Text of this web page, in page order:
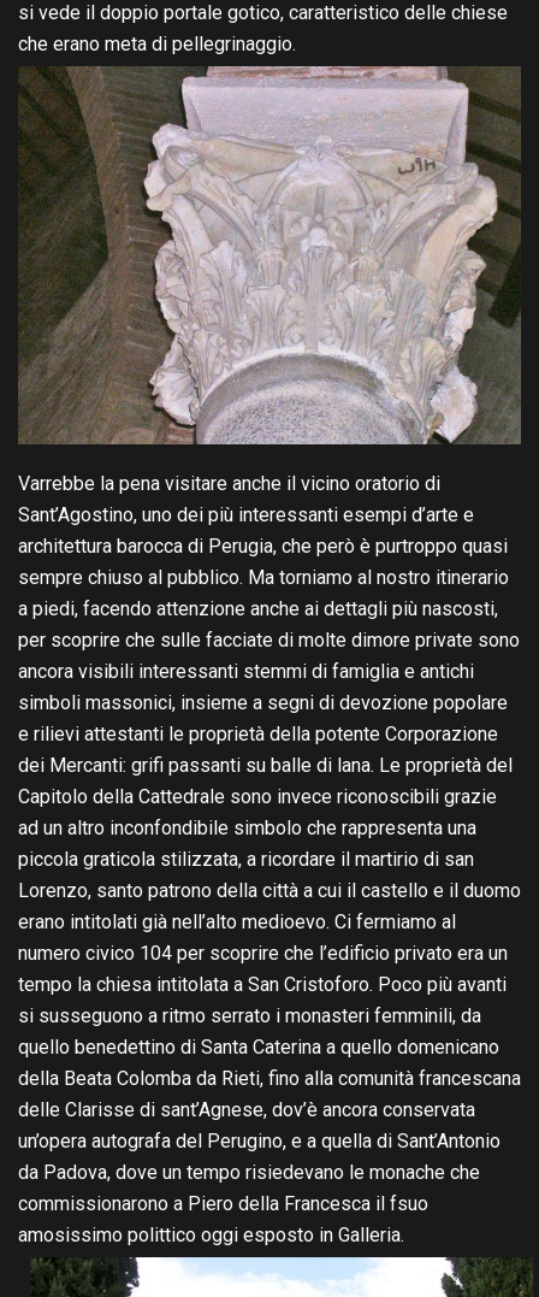
si vede il doppio portale gotico, caratteristico delle chiese
che erano meta di pellegrinaggio.
Varrebbe la pena visitare anche il vicino oratorio di
Sant’Agostino, uno dei più interessanti esempi d’arte e
architettura barocca di Perugia, che però è purtroppo quasi
sempre chiuso al pubblico. Ma torniamo al nostro itinerario
a piedi, facendo attenzione anche ai dettagli più nascosti,
per scoprire che sulle facciate di molte dimore private sono
ancora visibili interessanti stemmi di famiglia e antichi
simboli massonici, insieme a segni di devozione popolare
e rilievi attestanti le proprietà della potente Corporazione
dei Mercanti: grifi passanti su balle di lana. Le proprietà del
Capitolo della Cattedrale sono invece riconoscibili grazie
ad un altro inconfondibile simbolo che rappresenta una
piccola graticola stilizzata, a ricordare il martirio di san
Lorenzo, santo patrono della città a cui il castello e il duomo
erano intitolati già nell’alto medioevo. Ci fermiamo al
numero civico 104 per scoprire che l’edificio privato era un
tempo la chiesa intitolata a San Cristoforo. Poco più avanti
si susseguono a ritmo serrato i monasteri femminili, da
quello benedettino di Santa Caterina a quello domenicano
della Beata Colomba da Rieti, fino alla comunità francescana
delle Clarisse di sant’Agnese, dov’è ancora conservata
un’opera autografa del Perugino, e a quella di Sant’Antonio
da Padova, dove un tempo risiedevano le monache che
commissionarono a Piero della Francesca il fsuo
amosissimo polittico oggi esposto in Galleria.